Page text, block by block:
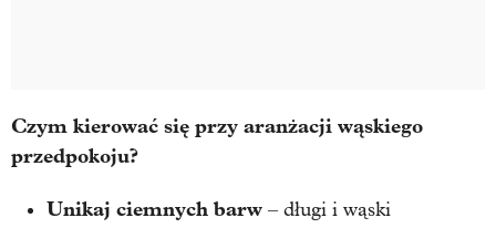
Czym kierować się przy aranżacji wąskiego
przedpokoju?
Unikaj ciemnych barw – długi i wąski